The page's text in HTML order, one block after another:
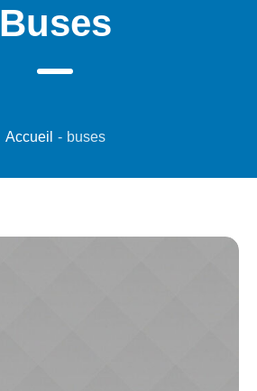
Buses
Accueil - buses